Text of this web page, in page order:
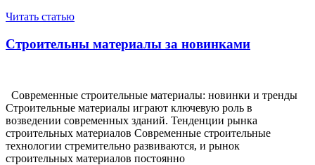
Читать статью
Строительны материалы за новинками
Современные строительные материалы: новинки и тренды
Строительные материалы играют ключевую роль в
возведении современных зданий. Тенденции рынка
строительных материалов Современные строительные
технологии стремительно развиваются, и рынок
строительных материалов постоянно